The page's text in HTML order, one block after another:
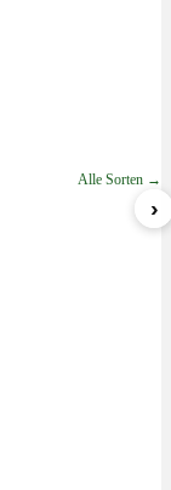
Alle Sorten →
›